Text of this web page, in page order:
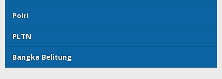
Polri
PLTN
Bangka Belitung